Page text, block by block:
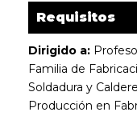
Requisitos
Dirigido a:
Familia de
Soldadura y
Producción en